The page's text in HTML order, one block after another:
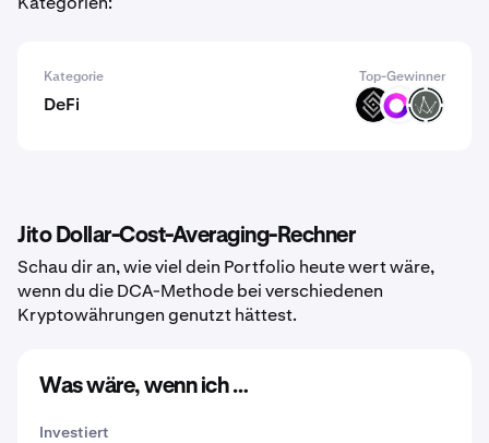
Kategorie Top-Gewinner
DeFi DECT ORN OCH
Jito Dollar-Cost-Averaging-Rechner
Schau dir an, wie viel dein Portfolio heute wert wäre,
wenn du die DCA-Methode bei verschiedenen
Kryptowährungen genutzt hättest.
Was wäre, wenn ich …
Investiert